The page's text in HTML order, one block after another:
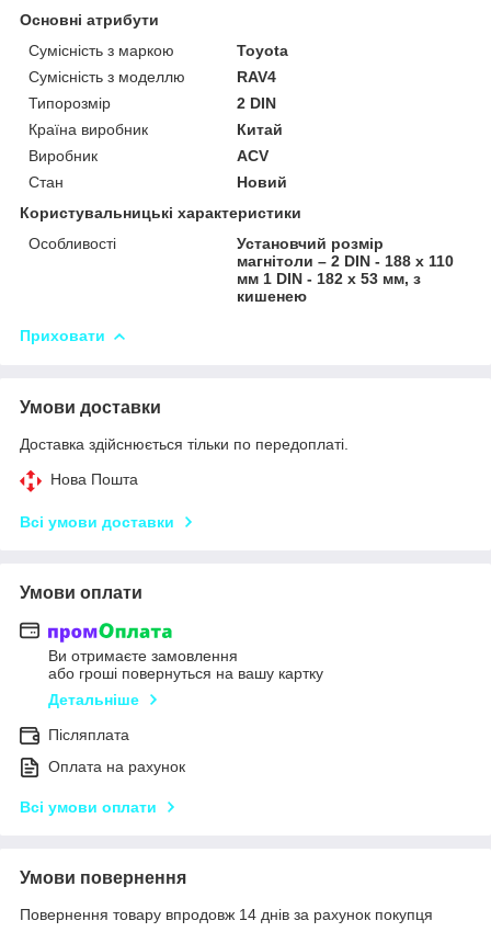
Основні атрибути
Сумісність з маркою
Toyota
Сумісність з моделлю
RAV4
Типорозмір
2 DIN
Країна виробник
Китай
Виробник
ACV
Стан
Новий
Користувальницькі характеристики
Особливості
Установчий розмір
магнітоли – 2 DIN - 188 x 110
мм 1 DIN - 182 x 53 мм, з
кишенею
Приховати
Умови доставки
Доставка здійснюється тільки по передоплаті.
Нова Пошта
Всі умови доставки
Умови оплати
Ви отримаєте замовлення
або гроші повернуться на вашу картку
Детальніше
Післяплата
Оплата на рахунок
Всі умови оплати
Умови повернення
Повернення товару впродовж 14 днів за рахунок покупця